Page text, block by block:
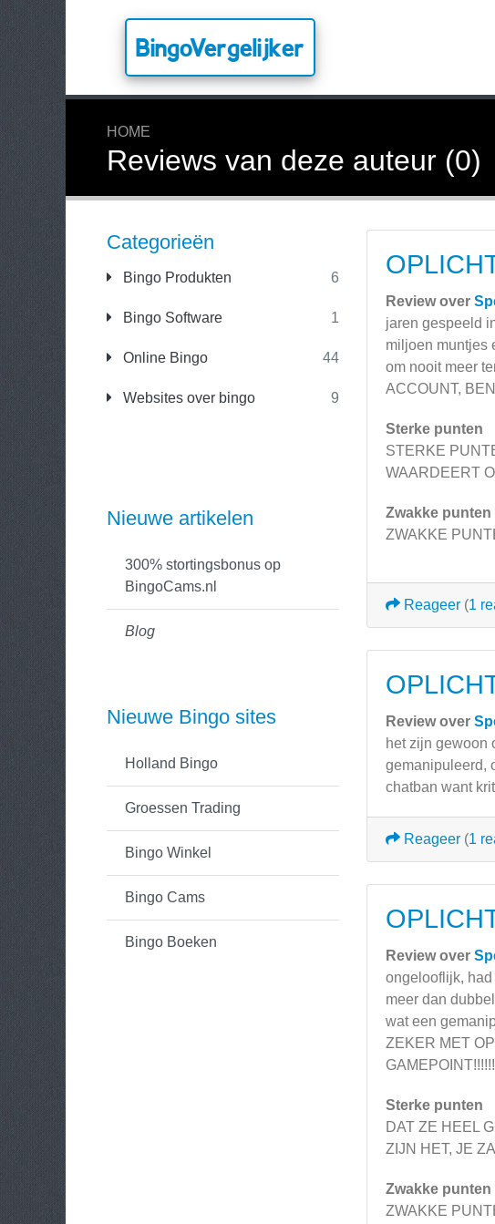
BingoVergelijker
HOME
Reviews van deze auteur (0)
Categorieën
Bingo Produkten 6
Bingo Software 1
Online Bingo 44
Websites over bingo 9
Nieuwe artikelen
300% stortingsbonus op
BingoCams.nl
Blog
Nieuwe Bingo sites
Holland Bingo
Groessen Trading
Bingo Winkel
Bingo Cams
Bingo Boeken
Review over
jaren gespeeld
miljoen muntjes
om nooit meer
ACCOUNT,
Sterke punten
STERKE
WAARDEERT
Zwakke punten
ZWAKKE
Reageer (1
Review over
het zijn gewoon
gemanipuleerd,
chatban want
Reageer (1
Review over
ongelooflijk,
meer dan
wat een
ZEKER MET
Sterke punten
DAT ZE HEEL
ZIJN HET, JE
Zwakke punten
ZWAKKE